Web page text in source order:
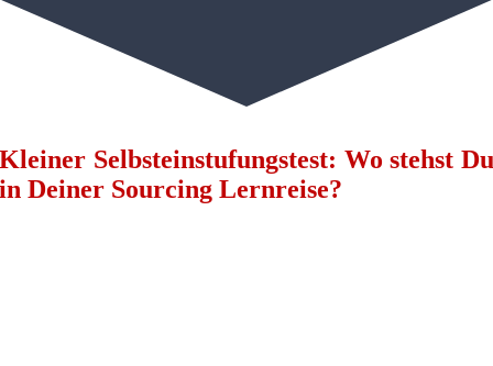
Kleiner Selbsteinstufungstest: Wo stehst Du
in Deiner Sourcing Lernreise?